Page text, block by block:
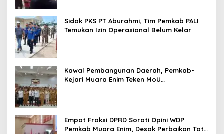
Sidak PKS PT Aburahmi, Tim Pemkab PALI
Temukan Izin Operasional Belum Kelar
Kawal Pembangunan Daerah, Pemkab-
Kejari Muara Enim Teken MoU
Empat Fraksi DPRD Soroti Opini WDP
Pemkab Muara Enim, Desak Perbaikan Tata